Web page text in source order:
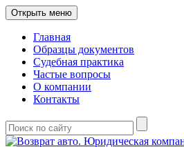
Открыть меню
Главная
Образцы документов
Судебная практика
Частые вопросы
О компании
Контакты